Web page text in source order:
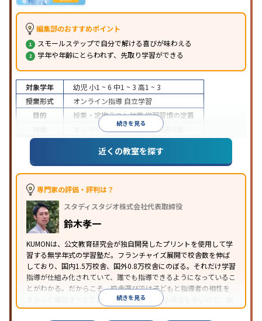
編集部のおすすめポイント
スモールステップで自分で解ける喜びが味わえる
学年や年齢にとらわれず、先取り学習ができる
続きを見る
対象学年 幼児 小1 ~ 6 中1 ~ 3 高1 ~ 3
授業形式
オンライン指導 自立学習
目的
授業・定期テスト対策学習習慣の定着
オンライン対応1科目から受講可能
近くの教室を探す
専門家の評価・評判は？
スタディスタジオ株式会社代表取締役
鈴木孝一
KUMONは、公文教育研究会が独自開発したプリントを使用して学
習する無学年式の学習塾だ。フランチャイズ展開で校舎数を伸ば
しており、国内1.5万校舎、国外0.8万校舎にのぼる。それだけ学習
指導が仕組み化されていて、誰でも指導できるようになっているこ
とがわかる。だからこそ、校舎選びでは子どもと指導者の相性を
きちんと確認すべきである。近所に2校舎ある場合も多いので、両
方見学してみることをオススメする。
続きを見る